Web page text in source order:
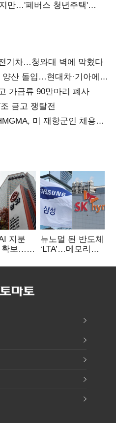
만…'폐버스 청년주택'
기차…청와대 벽에 막혔다
산 돌입…현대차·기아에
가금류 90만마리 폐사
금고 쟁탈전
미 재향군인 채용
지분
확보…
뉴노멀 된 반도체
‘LTA’…메모리
54조 선불 계약